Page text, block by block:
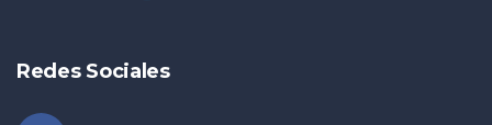
Redes Sociales